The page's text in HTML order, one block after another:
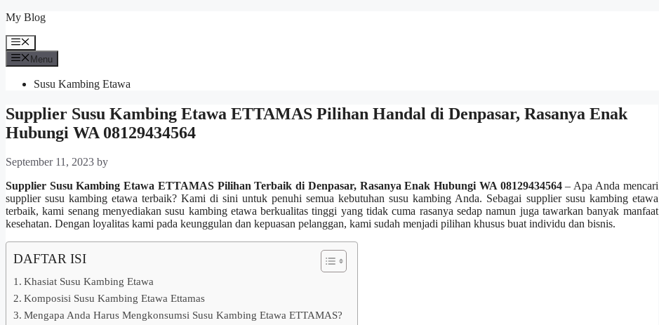
Skip
content
My Blog
Menu
Menu
Susu Kambing Etawa
Supplier Susu Kambing Etawa ETTAMAS Pilihan Handal di Denpasar, Rasanya Enak
Hubungi WA 08129434564
September 11, 2023 by
Supplier Susu Kambing Etawa ETTAMAS Pilihan Terbaik di Denpasar, Rasanya Enak Hubungi WA 08129434564– Apa Anda mencari
supplier susu kambing etawa terbaik? Kami di sini untuk penuhi semua kebutuhan susu kambing Anda. Sebagai supplier susu kambing etawa
terbaik, kami senang menyediakan susu kambing etawa berkualitas tinggi yang tidak cuma rasanya sedap namun juga tawarkan banyak manfaat
kesehatan. Dengan loyalitas kami pada keunggulan dan kepuasan pelanggan, kami sudah menjadi pilihan khusus buat individu dan bisnis.
DAFTAR ISI
Khasiat Susu Kambing Etawa
Komposisi Susu Kambing Etawa Ettamas
Mengapa Anda Harus Mengkonsumsi Susu Kambing Etawa ETTAMAS?